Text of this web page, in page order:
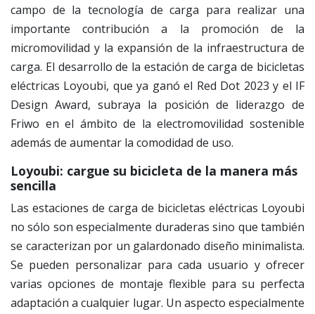
campo de la tecnología de carga para realizar una
importante contribución a la promoción de la
micromovilidad y la expansión de la infraestructura de
carga. El desarrollo de la estación de carga de bicicletas
eléctricas Loyoubi, que ya ganó el Red Dot 2023 y el IF
Design Award, subraya la posición de liderazgo de
Friwo en el ámbito de la electromovilidad sostenible
además de aumentar la comodidad de uso.
Loyoubi: cargue su bicicleta de la manera más
sencilla
Las estaciones de carga de bicicletas eléctricas Loyoubi
no sólo son especialmente duraderas sino que también
se caracterizan por un galardonado diseño minimalista.
Se pueden personalizar para cada usuario y ofrecer
varias opciones de montaje flexible para su perfecta
adaptación a cualquier lugar. Un aspecto especialmente